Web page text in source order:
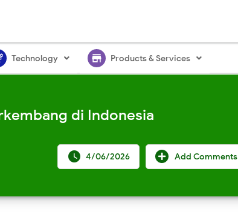
Technology store Products & Services
di Indonesia
Add Comments
 4/06/2026